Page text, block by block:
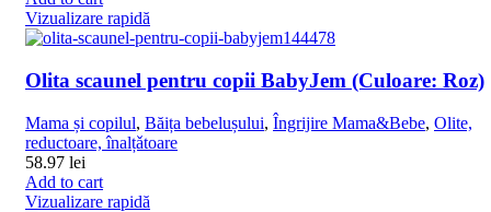
Vizualizare rapidă
Olita scaunel pentru copii BabyJem (Culoare: Roz)
Mama și copilul, Băița bebelușului, Îngrijire Mama&Bebe, Olite,
reductoare, înalțǎtoare
58.97 lei
Add to cart
Vizualizare rapidă